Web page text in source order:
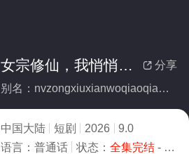
 分享
女宗修仙，我悄悄成大帝(全集)
别名：nvzongxiuxianwoqiaoqiaochengdadi
中国大陆 短剧 2026
9.0
语言： 普通话 状态： 全集完结- 免费在线观看